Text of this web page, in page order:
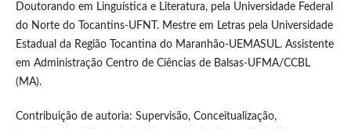
Doutorando em Linguística e Literatura, pela Universidade Federal
do Norte do Tocantins-UFNT. Mestre em Letras pela Universidade
Estadual da Região Tocantina do Maranhão-UEMASUL. Assistente
em Administração Centro de Ciências de Balsas-UFMA/CCBL
(MA).
Contribuição de autoria: Supervisão, Conceitualização,